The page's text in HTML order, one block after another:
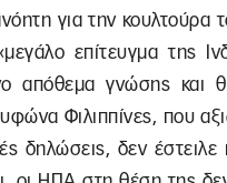
για την κουλτούρα
επίτευγμα της
απόθεμα γνώσης και
Φιλιππίνες, που
δηλώσεις, δεν